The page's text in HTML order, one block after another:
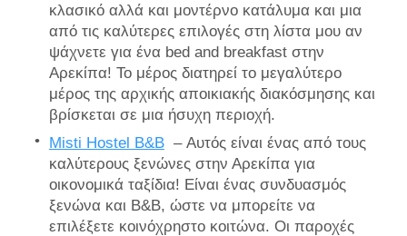
κλασικό αλλά και μοντέρνο κατάλυμα και μια
από τις καλύτερες επιλογές στη λίστα μου αν
ψάχνετε για ένα bed and breakfast στην
Αρεκίπα! Το μέρος διατηρεί το μεγαλύτερο
μέρος της αρχικής αποικιακής διακόσμησης και
βρίσκεται σε μια ήσυχη περιοχή.
Misti Hostel B&B– Αυτός είναι ένας από τους
καλύτερους ξενώνες στην Αρεκίπα για
οικονομικά ταξίδια! Είναι ένας συνδυασμός
ξενώνα και B&B, ώστε να μπορείτε να
επιλέξετε κοινόχρηστο κοιτώνα. Οι παροχές